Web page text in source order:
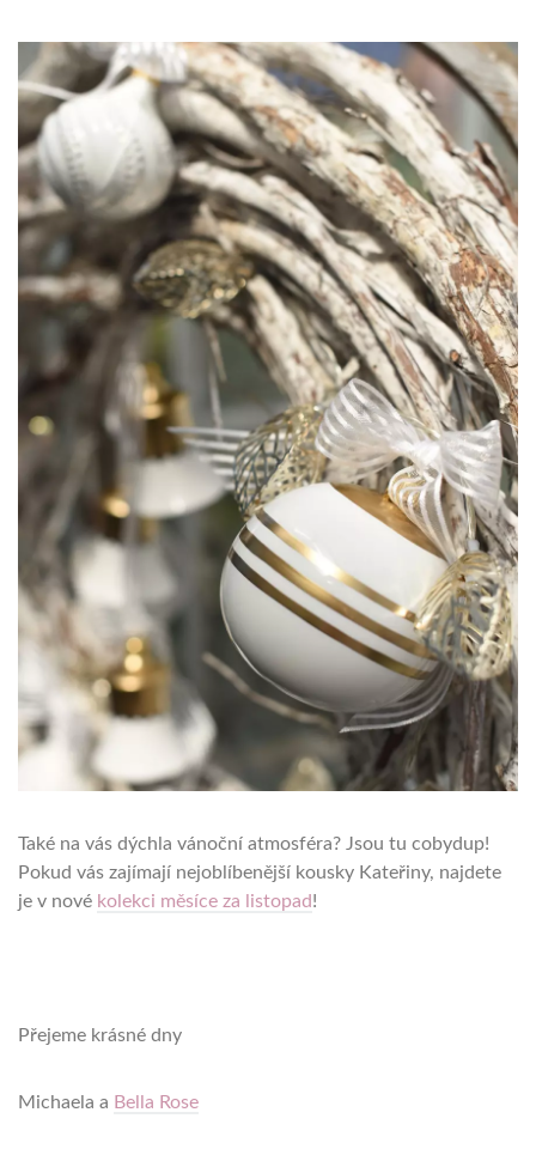
Také na vás dýchla vánoční atmosféra? Jsou tu cobydup!
Pokud vás zajímají nejoblíbenější kousky Kateřiny, najdete
je v nové kolekci měsíce za listopad!
Přejeme krásné dny
Michaela a Bella Rose